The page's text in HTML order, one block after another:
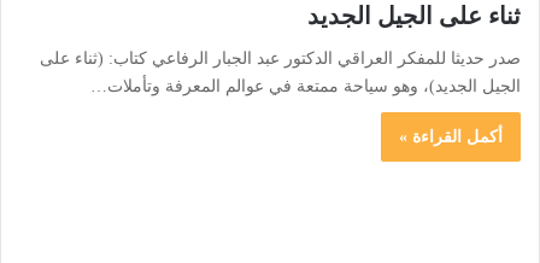
ثناء على الجيل الجديد
صدر حديثا للمفكر العراقي الدكتور عبد الجبار الرفاعي كتاب: (ثناء على
الجيل الجديد)، وهو سياحة ممتعة في عوالم المعرفة وتأملات…
أكمل القراءة »